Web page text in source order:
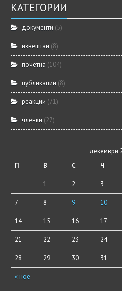
КАТЕГОРИИ
документи (5)
извештаи (8)
почетна (104)
публикации (8)
реакции (71)
членки (27)
декември
П
В С Ч
« ное
1 2 3
7 8 9 10
14 15 16 17
21 22 23 24
28 29 30 31